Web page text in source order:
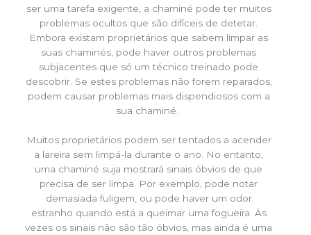
ser uma tarefa exigente, a chaminé pode ter muitos
problemas ocultos que são difíceis de detetar.
Embora existam proprietários que sabem limpar as
suas chaminés, pode haver outros problemas
subjacentes que só um técnico treinado pode
descobrir. Se estes problemas não forem reparados,
podem causar problemas mais dispendiosos com a
sua chaminé.
Muitos proprietários podem ser tentados a acender
a lareira sem limpá-la durante o ano. No entanto,
uma chaminé suja mostrará sinais óbvios de que
precisa de ser limpa. Por exemplo, pode notar
demasiada fuligem, ou pode haver um odor
estranho quando está a queimar uma fogueira. Às
vezes os sinais não são tão óbvios, mas ainda é uma